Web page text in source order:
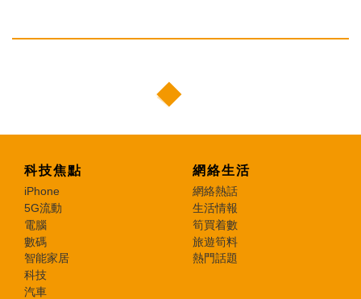
科技焦點
iPhone
5G流動
電腦
數碼
智能家居
科技
汽車
網絡生活
網絡熱話
生活情報
筍買着數
旅遊筍料
熱門話題